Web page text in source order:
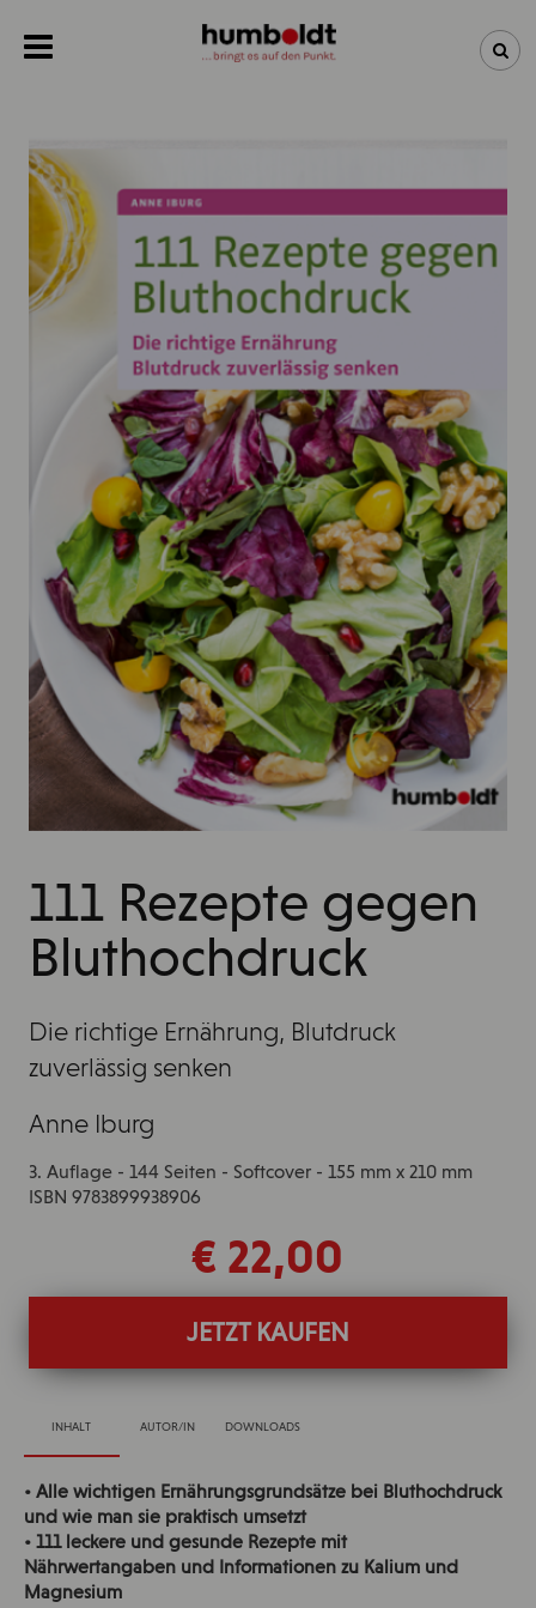
NEUHEITEN
BÜCHER
111 Rezepte gegen
Bluthochdruck
Die richtige Ernährung, Blutdruck
zuverlässig senken
Anne Iburg
3. Auflage - 144 Seiten - Softcover - 155 mm x 210 mm
ISBN 9783899938906
€ 22,00
JETZT KAUFEN
INHALT AUTOR/IN DOWNLOADS
• Alle wichtigen Ernährungsgrundsätze bei Bluthochdruck
und wie man sie praktisch umsetzt
• 111 leckere und gesunde Rezepte mit
Nährwertangaben und Informationen zu Kalium und
Magnesium